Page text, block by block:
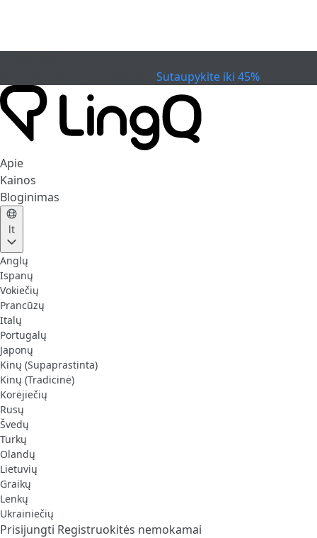
Sutaupykite iki 45%
Apie
Kainos
Bloginimas
lt
Anglų
Ispanų
Vokiečių
Prancūzų
Italų
Portugalų
Japonų
Kinų (Supaprastinta)
Kinų (Tradicinė)
Korėjiečių
Rusų
Švedų
Turkų
Olandų
Lietuvių
Graikų
Lenkų
Ukrainiečių
Prisijungti Registruokitės nemokamai